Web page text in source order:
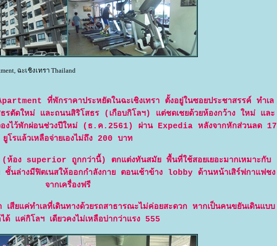
ฉะเชิงเทรา Thailand
ที่พักราคาประหยัดในฉะเชิงเทรา ตั้งอยู่ในซอยประชาสรรค์ ทำเล
รตัดใหม่ และถนนสิริโสธร (เกือบกิโลฯ) แต่ชดเชยด้วยห้องกว้าง ใหม่ และ
องไว้พักผ่อนช่วงปีใหม่ (ธ.ค.2561) ผ่าน Expedia หลังจากหักส่วนลด 17
ูโรแล้วเหลือจ่ายเองไม่ถึง 200 บาท
ห้อง superior ถูกกว่านี้) ตกแต่งทันสมัย พื้นที่ใช้สอยเยอะมากเหมาะกับ
ชั้นล่างมีฟิตเนสให้ออกกำลังกาย ตอนเช้าข้าง lobby ด้านหน้าเสิร์ฟกาแฟชง
จากเครื่องฟรี
ยแค่ทำเลที่เดินทางด้วยรถสาธารณะไม่ค่อยสะดวก หากเป็นคนขยันเดินแบบ
ด้ แค่กิโลฯ เดียวคงไม่เหลือบ่ากว่าแรง 555